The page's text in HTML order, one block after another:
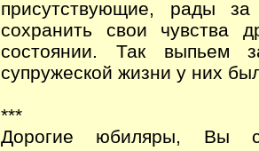
присутствующие, рады
сохранить свои чувства
состоянии. Так
супружеской жизни у них
***
Дорогие юбиляры, Вы